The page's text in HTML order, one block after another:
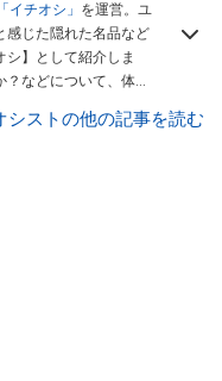
イチオシ」 を運営。ユ
感じた隠れた名品など
】として紹介しま
などについて、体験
シストの他の記事を読む